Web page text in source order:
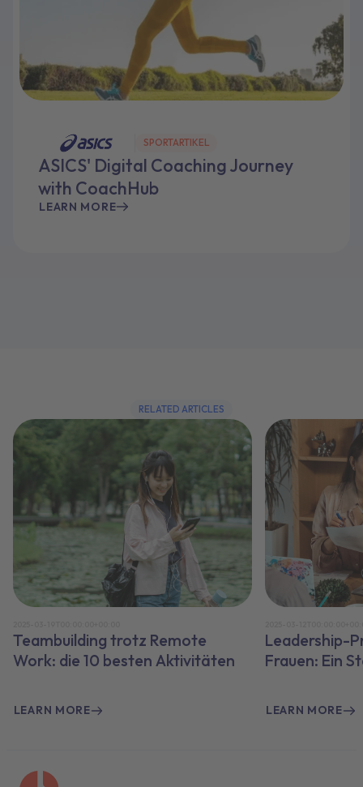
SPORTARTIKEL
ASICS' Digital Coaching Journey
with CoachHub
LEARN MORE
RELATED ARTICLES
Teambuilding trotz Remote
Work: die 10 besten Aktivitäten
LEARN MORE
Leadership-
Frauen: Ein
LEARN MORE